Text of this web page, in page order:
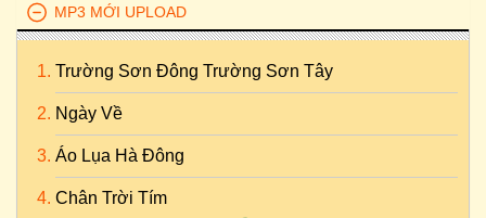
MP3 MỚI UPLOAD
Trường Sơn Đông Trường Sơn Tây
Ngày Về
Áo Lụa Hà Đông
Chân Trời Tím